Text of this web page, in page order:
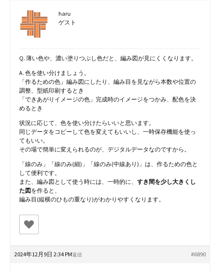
haru
ゲスト
Q. 薄い色や、濃い塗りつぶし色だと、編み図が見にくくなります。
A. 色を使い分けましょう。
「作るための色」編み図にしたり、編み目を見ながら本数や位置の
調整、型紙印刷するとき
「できあがりイメージの色」完成時のイメージをつかみ、配色を決
めるとき
状況に応じて、色を使い分けたらいいと思います。
同じデータをコピーして色を変えてもいいし、一時保存機能を使っ
てもいい。
その場で簡単に変えられるのが、デジタルデータなのですから。
「線のみ」「線のみ(細)」「線のみ(中線あり)」は、作るための色と
して便利です。
また、編み図として使う時には、一時的に、 すき間を少し大きくし
た図を作ると、
編み目(縦横のひもの重なり)がわかりやすくなります。
2024年12月9日 2:34 PM #6890
返信